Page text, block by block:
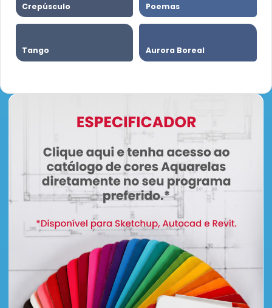
Crepúsculo Poemas
Tango Aurora Boreal